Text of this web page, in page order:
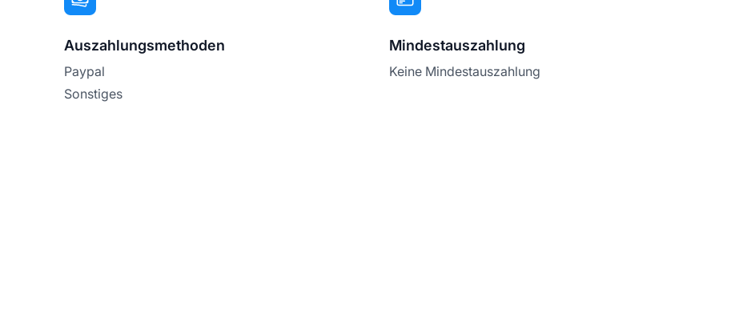
Auszahlungsmethoden
Paypal
Sonstiges
Mindestauszahlung
Keine Mindestauszahlung